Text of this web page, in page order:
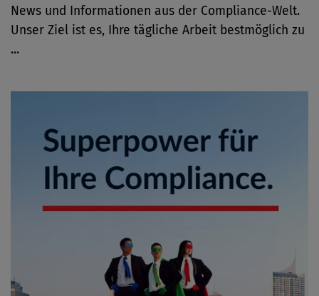
News und Informationen aus der Compliance-Welt.
Unser Ziel ist es, Ihre tägliche Arbeit bestmöglich zu
...